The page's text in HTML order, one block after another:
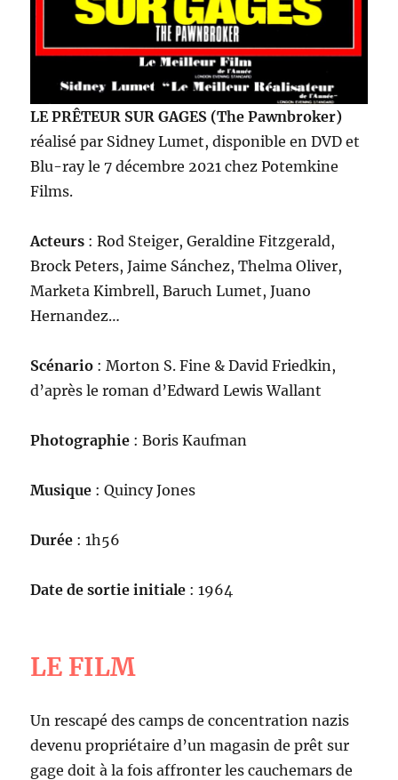
LE PRÊTEUR SUR GAGES (The Pawnbroker)
réalisé par Sidney Lumet, disponible en DVD et
Blu-ray le 7 décembre 2021 chez Potemkine
Films.
Acteurs : Rod Steiger, Geraldine Fitzgerald,
Brock Peters, Jaime Sánchez, Thelma Oliver,
Marketa Kimbrell, Baruch Lumet, Juano
Hernandez…
Scénario : Morton S. Fine & David Friedkin,
d’après le roman d’Edward Lewis Wallant
Photographie : Boris Kaufman
Musique : Quincy Jones
Durée : 1h56
Date de sortie initiale : 1964
LE FILM
Un rescapé des camps de concentration nazis
devenu propriétaire d’un magasin de prêt sur
gage doit à la fois affronter les cauchemars de